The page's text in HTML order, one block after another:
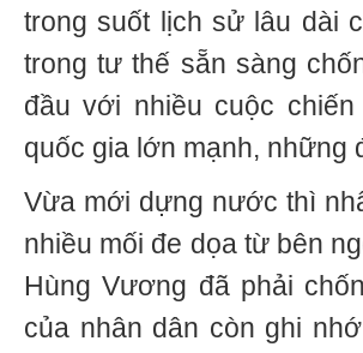
trong suốt lịch sử lâu dài
trong tư thế sẵn sàng
đầu với nhiều cuộc
quốc gia lớn mạnh, những
Vừa mới dựng nước thì
nhiều mối đe dọa từ bên
Hùng Vương đã phải
của nhân dân còn ghi